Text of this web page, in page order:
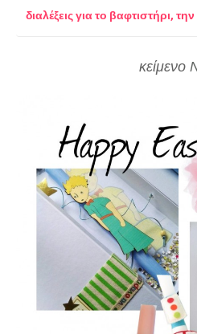
διαλέξεις για το βαφτιστήρι,
κείμενο